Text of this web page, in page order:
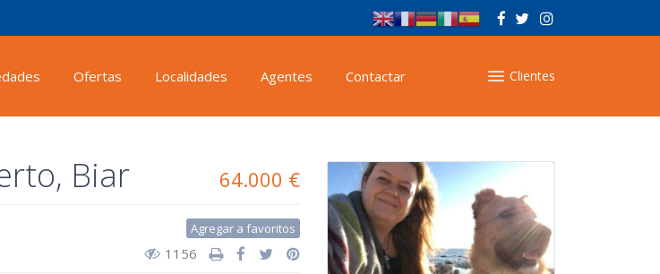
Clientes
Ofertas Localidades Agentes Contactar
Biar 64.000 €
Agregar a favoritos
1156